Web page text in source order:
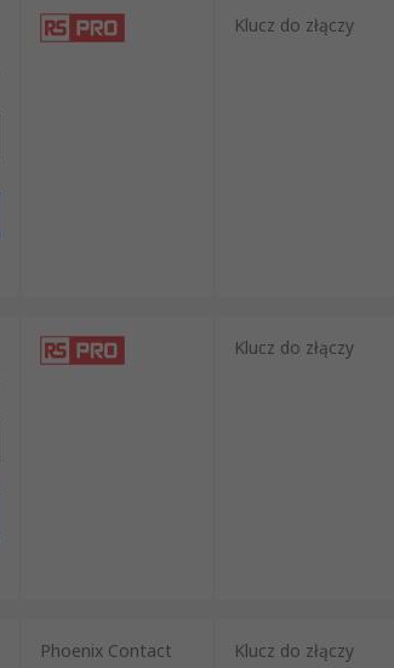
Klucz do złączy
Klucz do złączy
Phoenix Contact Klucz do złączy